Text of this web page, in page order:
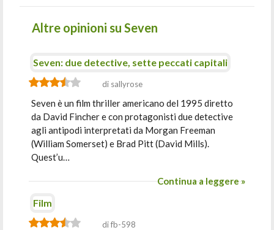
Altre opinioni su Seven
Seven: due detective, sette peccati capitali
di sallyrose
Seven è un film thriller americano del 1995 diretto
da David Fincher e con protagonisti due detective
agli antipodi interpretati da Morgan Freeman
(William Somerset) e Brad Pitt (David Mills).
Quest’u…
Continua a leggere »
Film
di fb-598